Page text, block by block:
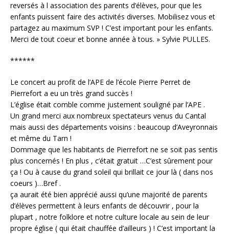
reversés à l association des parents d’élèves, pour que les
enfants puissent faire des activités diverses. Mobilisez vous et
partagez au maximum SVP ! C’est important pour les enfants.
Merci de tout coeur et bonne année à tous. » Sylvie PULLES.
******
Le concert au profit de l’APE de l’école Pierre Perret de
Pierrefort a eu un très grand succès !
L’église était comble comme justement souligné par l’APE .
Un grand merci aux nombreux spectateurs venus du Cantal
mais aussi des départements voisins : beaucoup d’Aveyronnais
et même du Tarn !
Dommage que les habitants de Pierrefort ne se soit pas sentis
plus concernés ! En plus , c’était gratuit …C’est sûrement pour
ça ! Ou à cause du grand soleil qui brillait ce jour là ( dans nos
coeurs )…Bref .
ça aurait été bien apprécié aussi qu’une majorité de parents
d’élèves permettent à leurs enfants de découvrir , pour la
plupart , notre folklore et notre culture locale au sein de leur
propre église ( qui était chauffée d’ailleurs ) ! C’est important la